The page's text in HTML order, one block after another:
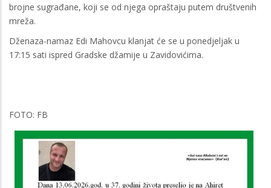
brojne sugrađane, koji se od njega opraštaju putem društvenih
mreža.
Dženaza-namaz Edi Mahovcu klanjat će se u ponedjeljak u
17:15 sati ispred Gradske džamije u Zavidovićima.
FOTO: FB